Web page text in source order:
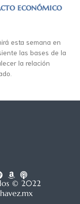
económico
esta semana en
las bases de la
la relación
© 2022